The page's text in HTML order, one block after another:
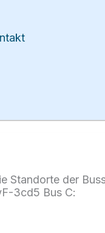
Standorte der
3cd5 Bus C: